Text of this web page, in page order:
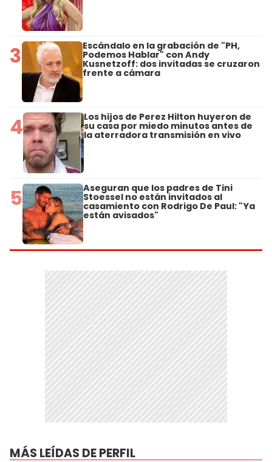
3 Escándalo en la grabación de "PH,
Podemos Hablar" con Andy
Kusnetzoff: dos invitadas se cruzaron
frente a cámara
4 Los hijos de Perez Hilton huyeron de
su casa por miedo minutos antes de
la aterradora transmisión en vivo
5 Aseguran que los padres de Tini
Stoessel no están invitados al
casamiento con Rodrigo De Paul: "Ya
están avisados"
MÁS LEÍDAS DE PERFIL